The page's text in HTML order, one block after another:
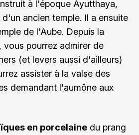
à l'époque Ayutthaya,
ancien temple. Il a ensuite
de l'Aube. Depuis la
vous pourrez admirer de
(et levers aussi d'ailleurs)
assister à la valse des
demandant l'aumône aux
en porcelaine du prang